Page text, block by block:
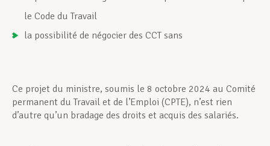
le Code du Travail
la possibilité de négocier des CCT sans
Ce projet du ministre, soumis le 8 octobre 2024 au Comité
permanent du Travail et de l’Emploi (CPTE), n’est rien
d’autre qu’un bradage des droits et acquis des salariés.